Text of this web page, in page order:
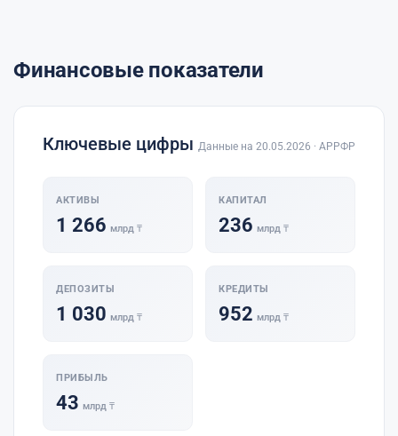
Финансовые показатели
Ключевые цифры Данные на 20.05.2026 · АРРФР
АКТИВЫ
1 266 млрд ₸
КАПИТАЛ
236 млрд ₸
ДЕПОЗИТЫ
1 030 млрд ₸
КРЕДИТЫ
952 млрд ₸
ПРИБЫЛЬ
43 млрд ₸